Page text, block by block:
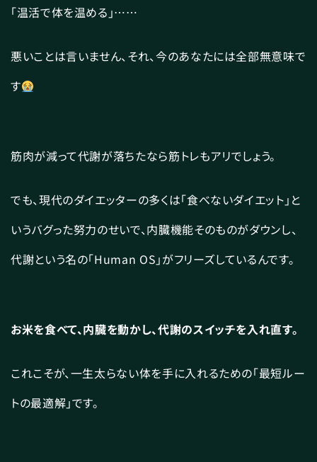
「温活で体を温める」……
悪いことは言いません、それ、今のあなたには全部無意味で
す
筋肉が減って代謝が落ちたなら筋トレもアリでしょう。
でも、現代のダイエッターの多くは「食べないダイエット」と
いうバグった努力のせいで、内臓機能そのものがダウンし、
代謝という名の「Human OS」がフリーズしているんです。
お米を食べて、内臓を動かし、代謝のスイッチを入れ直す。
これこそが、一生太らない体を手に入れるための「最短ルー
トの最適解」です。